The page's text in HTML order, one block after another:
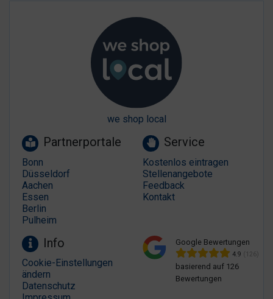
we shop local
Partnerportale
Bonn
Düsseldorf
Aachen
Essen
Berlin
Pulheim
Service
Kostenlos eintragen
Stellenangebote
Feedback
Kontakt
Info
Cookie-Einstellungen
ändern
Datenschutz
Google Bewertungen
4.9 (126)
basierend auf 126
Bewertungen